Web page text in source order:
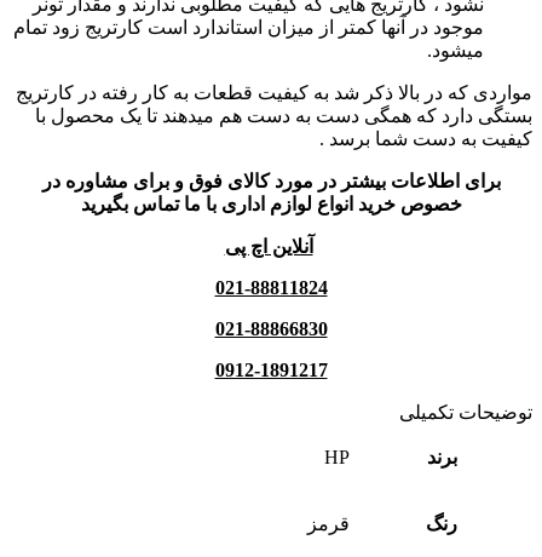
نشود ، کارتریج هایی که کیفیت مطلوبی ندارند و مقدار تونر
موجود در آنها کمتر از میزان استاندارد است کارتریج زود تمام
میشود.
مواردی که در بالا ذکر شد به کیفیت قطعات به کار رفته در کارتریج
بستگی دارد که همگی دست به دست هم میدهند تا یک محصول با
کیفیت به دست شما برسد .
برای اطلاعات بیشتر در مورد کالای فوق و برای مشاوره در
خصوص خرید انواع لوازم اداری با ما تماس بگیرید
آنلاین اچ پی
021-88811824
021-88866830
0912-1891217
توضیحات تکمیلی
برند HP
رنگ قرمز